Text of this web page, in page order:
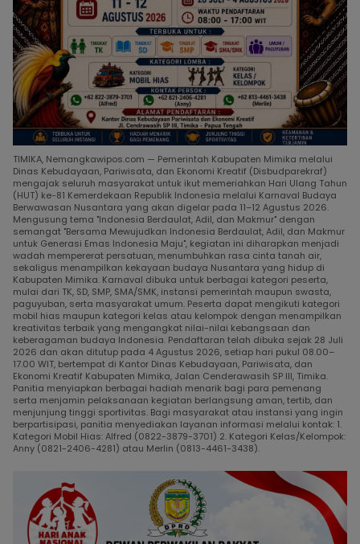
TIMIKA, Nemangkawipos.com — Pemerintah Kabupaten Mimika melalui
Dinas Kebudayaan, Pariwisata, dan Ekonomi Kreatif (Disbudparekraf)
mengajak seluruh masyarakat untuk ikut memeriahkan Hari Ulang Tahun
(HUT) ke-81 Kemerdekaan Republik Indonesia melalui Karnaval Budaya
Berwawasan Nusantara yang akan digelar pada 11–12 Agustus 2026.
Mengusung tema "Indonesia Berdaulat, Adil, dan Makmur" dengan
semangat "Bersama Mewujudkan Indonesia Berdaulat, Adil, dan Makmur
untuk Generasi Emas Indonesia Maju", kegiatan ini diharapkan menjadi
wadah mempererat persatuan, menumbuhkan rasa cinta tanah air,
sekaligus menampilkan kekayaan budaya Nusantara yang hidup di
Kabupaten Mimika. Karnaval dibuka untuk berbagai kategori peserta,
mulai dari TK, SD, SMP, SMA/SMK, instansi pemerintah maupun swasta,
paguyuban, serta masyarakat umum. Peserta dapat mengikuti kategori
mobil hias maupun kategori kelas atau kelompok dengan menampilkan
kreativitas terbaik yang mengangkat nilai-nilai kebangsaan dan
keberagaman budaya Indonesia. Pendaftaran telah dibuka sejak 28 Juli
2026 dan akan ditutup pada 4 Agustus 2026, setiap hari pukul 08.00–
17.00 WIT, bertempat di Kantor Dinas Kebudayaan, Pariwisata, dan
Ekonomi Kreatif Kabupaten Mimika, Jalan Cenderawasih SP III, Timika.
Panitia menyiapkan berbagai hadiah menarik bagi para pemenang
serta menjamin pelaksanaan kegiatan berlangsung aman, tertib, dan
menjunjung tinggi sportivitas. Bagi masyarakat atau instansi yang ingin
berpartisipasi, panitia menyediakan layanan informasi melalui kontak: 1.
Kategori Mobil Hias: Alfred (0822-3879-3701) 2. Kategori Kelas/Kelompok:
Anny (0821-2406-4281) atau Merlin (0813-4461-3438).